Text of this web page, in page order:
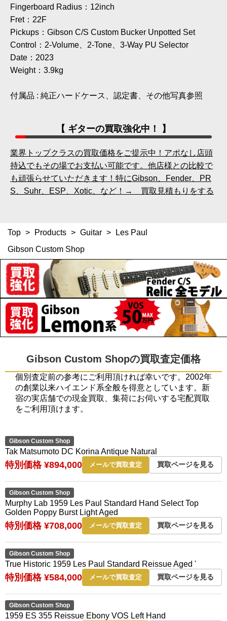
Fingerboard Radius：12inch
Fret：22F
Pickups：Gibson C/S Custom Bucker Unpotted Set
Control：2-Volume、2-Tone、3-Way PU Selector
Date：2023
Weight：3.9kg
付属品 : 純正ハードケース、認定書、その他写真参照
【 ギターの買取強化中！ 】
業界トップクラスの買取価格をご提示中！アポなし店頭
持込でもその場でお支払い可能です。他店様との比較で
も頑張らせていただきます！特にGibson、Fender、PR
S、Suhr、ESP、Xotic、など！→ 買取見積もりをする
Top > Products > Guitar >
Les Paul
Gibson Custom Shop
Gibson Custom Shopの買取査定価格
個別査定前の参考にご利用頂ければ幸いです。2002年
の創業以来ハイエンド系全般を得意としています。新
宿の実店舗での現金買取、集荷にお伺いする宅配買取
をご利用頂けます。
Gibson Custom Shop
Tak Matsumoto DC Korina Antique Natural
特別価格 ¥894,000 メールで買取査定 買取ページを見る
Gibson Custom Shop
Murphy Lab 1959 Les Paul Standard Hand Select Top
Golden Poppy Burst Light Aged
特別価格 ¥708,000 メールで買取査定 買取ページを見る
Gibson Custom Shop
True Historic 1959 Les Paul Standard Reissue Aged '
特別価格 ¥584,000 メールで買取査定 買取ページを見る
Gibson Custom Shop
1959 ES 355 Reissue Ebony VOS Left Hand